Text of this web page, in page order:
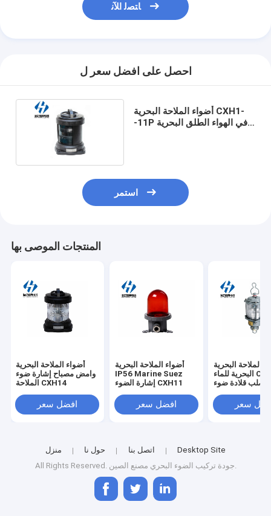
ﺎﺘﺼﻟ ﺍﻶﻧ
احصل على افضل سعر ل
أضواء الملاحة البحرية CXH1-
-11P في الهواء الطلق البحرية
استمر
المنتجات الموصى بها
أضواء الملاحة البحرية
وامض مصباح إشارة ضوء
الملاحة CXH14
افضل سعر
أضواء الملاحة البحرية
IP56 Marine Suez
إشارة الضوء CXH11
افضل سعر
الملاحة البحرية
البحرية للماء CXH9-5
الصلب قلادة ضوء
سعر
منزل حول نا اتصل بنا
Desktop Site
All Rights Reserved. جودة تركيب الضوء البحري مصنع الصين.